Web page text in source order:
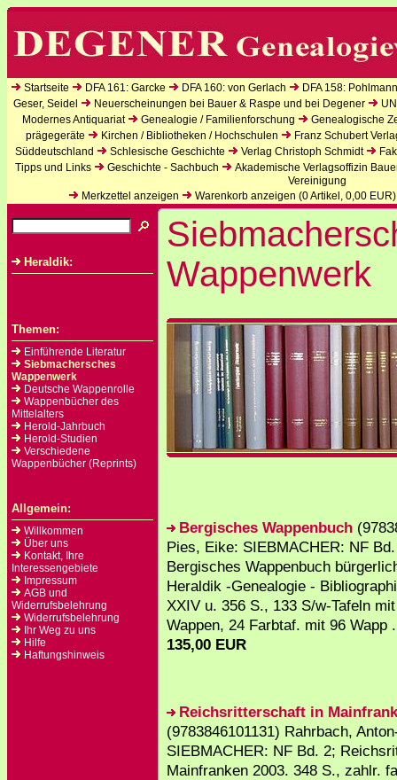
Startseite DFA 161: Garcke DFA 160: von Gerlach
DFA 158:
Geser, Seidel
Neuerscheinungen bei Bauer & Raspe und bei Degener
Modernes Antiquariat
Genealogie / Familienforschung
Genealogische
prägegeräte
Kirchen / Bibliotheken / Hochschulen
Franz Schubert
Süddeutschland
Schlesische Geschichte Verlag Christoph Schmidt
Tipps und Links
Geschichte - Sachbuch
Akademische Verlagsoffizin
Vereinigung
Merkzettel anzeigen
Warenkorb anzeigen (0Artikel, 0,00 EUR)
Heraldik:
Themen:
Einführende Literatur
Siebmachersches
Wappenwerk
Deutsche Wappenrolle
Wappenbücher des
Mittelalters
Herold-Jahrbuch
Herold-Studien
Verschiedene
Wappenbücher (Reprints)
Allgemein:
Willkommen
Über uns
Kontakt, Ihre
Interessengebiete
Impressum
AGB und
Widerrufsbelehrung
Widerrufsbelehrung
Ihr Weg zu uns
Hilfe
Haftungshinweis
Wappenwerk
Bergisches Wappenbuch
Pies, Eike: SIEBMACHER: NF
Bergisches Wappenbuch
Heraldik -Genealogie -
XXIV u. 356 S., 133 S/w-Tafeln
Wappen, 24 Farbtaf. mit 96 Wapp
135,00 EUR
Reichsritterschaft in
(9783846101131) Rahrbach,
SIEBMACHER: NF Bd. 2;
Mainfranken 2003. 348 S., zahlr.